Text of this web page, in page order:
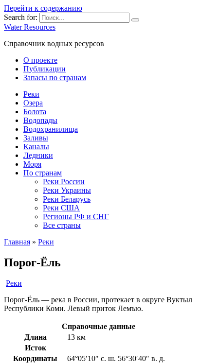
Перейти к содержанию
Search for:
Water Resources
Справочник водных ресурсов
О проекте
Публикации
Запасы по странам
Реки
Озера
Болота
Водопады
Водохранилища
Заливы
Каналы
Ледники
Моря
По странам
Реки России
Реки Украины
Реки Беларусь
Реки США
Регионы РФ и СНГ
Все страны
Главная » Реки
Порог-Ёль
Реки
Порог-Ёль — река в России, протекает в округе Вуктыл
Республики Коми. Левый приток Лемъю.
Справочные данные
Длина
13 км
Исток
Координаты
64°05′10″ с. ш. 56°30′40″ в. д.